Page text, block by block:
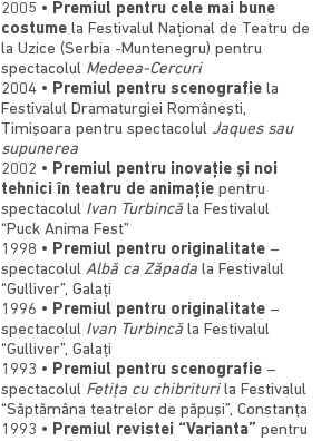
2005 • Premiul pentru cele mai bune
costumela Festivalul Naţional de Teatru de
la Uzice (Serbia -Muntenegru) pentru
spectacolul Medeea-Cercuri
2004 • Premiul pentru scenografie la
Festivalul Dramaturgiei Româneşti,
Timişoara pentru spectacolul Jaques sau
supunerea
2002 • Premiul pentru inovaţie şi noi
tehnici în teatru de animaţie pentru
spectacolul Ivan Turbincă la Festivalul
“Puck Anima Fest”
1998 • Premiul pentru originalitate –
spectacolulAlbă ca Zăpada la Festivalul
“Gulliver”, Galaţi
1996 • Premiul pentru originalitate –
spectacolul Ivan Turbincă la Festivalul
“Gulliver”, Galaţi
1993 • Premiul pentru scenografie –
spectacolul Fetiţa cu chibrituri la Festivalul
“Săptămâna teatrelor de păpuşi”, Constanţa
1993 • Premiul revistei “Varianta”pentru